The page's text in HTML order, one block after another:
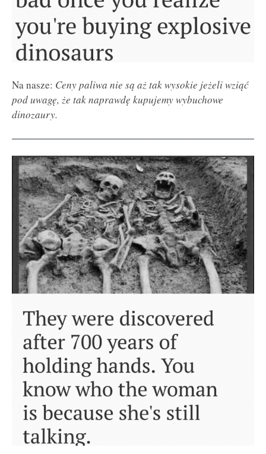
Na nasze: Ceny paliwa nie są aż tak wysokie jeżeli wziąć
pod uwagę, że tak naprawdę kupujemy wybuchowe
dinozaury.